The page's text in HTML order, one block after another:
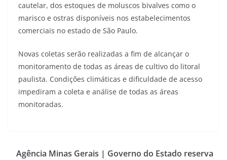
cautelar, dos estoques de moluscos bivalves como o
marisco e ostras disponíveis nos estabelecimentos
comerciais no estado de São Paulo.
Novas coletas serão realizadas a fim de alcançar o
monitoramento de todas as áreas de cultivo do litoral
paulista. Condições climáticas e dificuldade de acesso
impediram a coleta e análise de todas as áreas
monitoradas.
Agência Minas Gerais | Governo do Estado reserva